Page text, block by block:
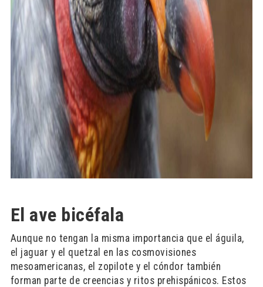
El ave bicéfala
Aunque no tengan la misma importancia que el águila,
el jaguar y el quetzal en las cosmovisiones
mesoamericanas, el zopilote y el cóndor también
forman parte de creencias y ritos prehispánicos. Estos